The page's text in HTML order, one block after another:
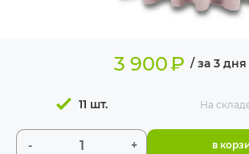
3 900₽ / за 3 дня
- +
11 шт. На
в